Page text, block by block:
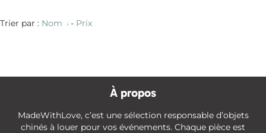
Trier par : Nom - Prix
À propos
MadeWithLove, c’est une sélection responsable d’objets
chinés à louer pour vos événements. Chaque pièce est